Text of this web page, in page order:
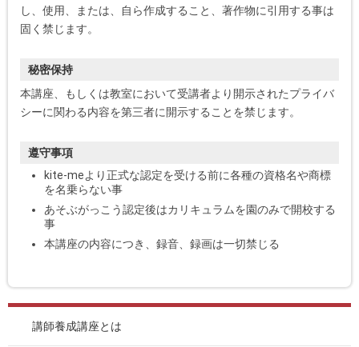
し、使用、または、自ら作成すること、著作物に引用する事は
固く禁じます。
秘密保持
本講座、もしくは教室において受講者より開示されたプライバ
シーに関わる内容を第三者に開示することを禁じます。
遵守事項
kite-meより正式な認定を受ける前に各種の資格名や商標
を名乗らない事
あそぶがっこう認定後はカリキュラムを園のみで開校する
事
本講座の内容につき、録音、録画は一切禁じる
講師養成講座とは